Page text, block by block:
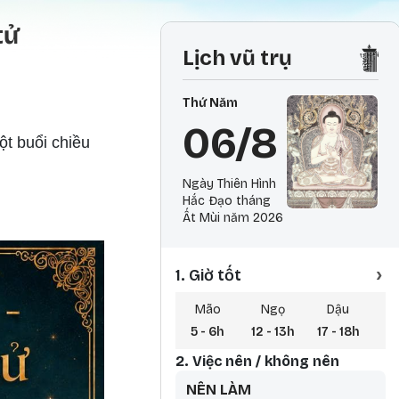
buổi chiều
Lịch vũ trụ
Thứ Năm
06/8
Ngày Thiên Hình
Hắc Đạo tháng
Ất Mùi năm 2026
1. Giờ tốt ›
Mão
5 - 6h
Ngọ
12 - 13h
Dậu
17 - 18h
2. Việc nên / không nên
NÊN LÀM